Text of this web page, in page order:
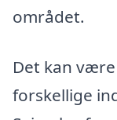
området.
Det kan
forskellige